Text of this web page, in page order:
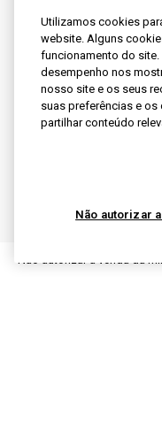
© 2023 Empresas
Não autorizar a venda da
Utilizamos cookies
website. Alguns
funcionamento do
desempenho nos
nosso site e os seus
suas preferências e
partilhar conteúdo
Não autorizar